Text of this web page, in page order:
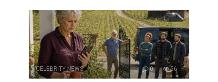
CELEBRITY NEWS 0 56